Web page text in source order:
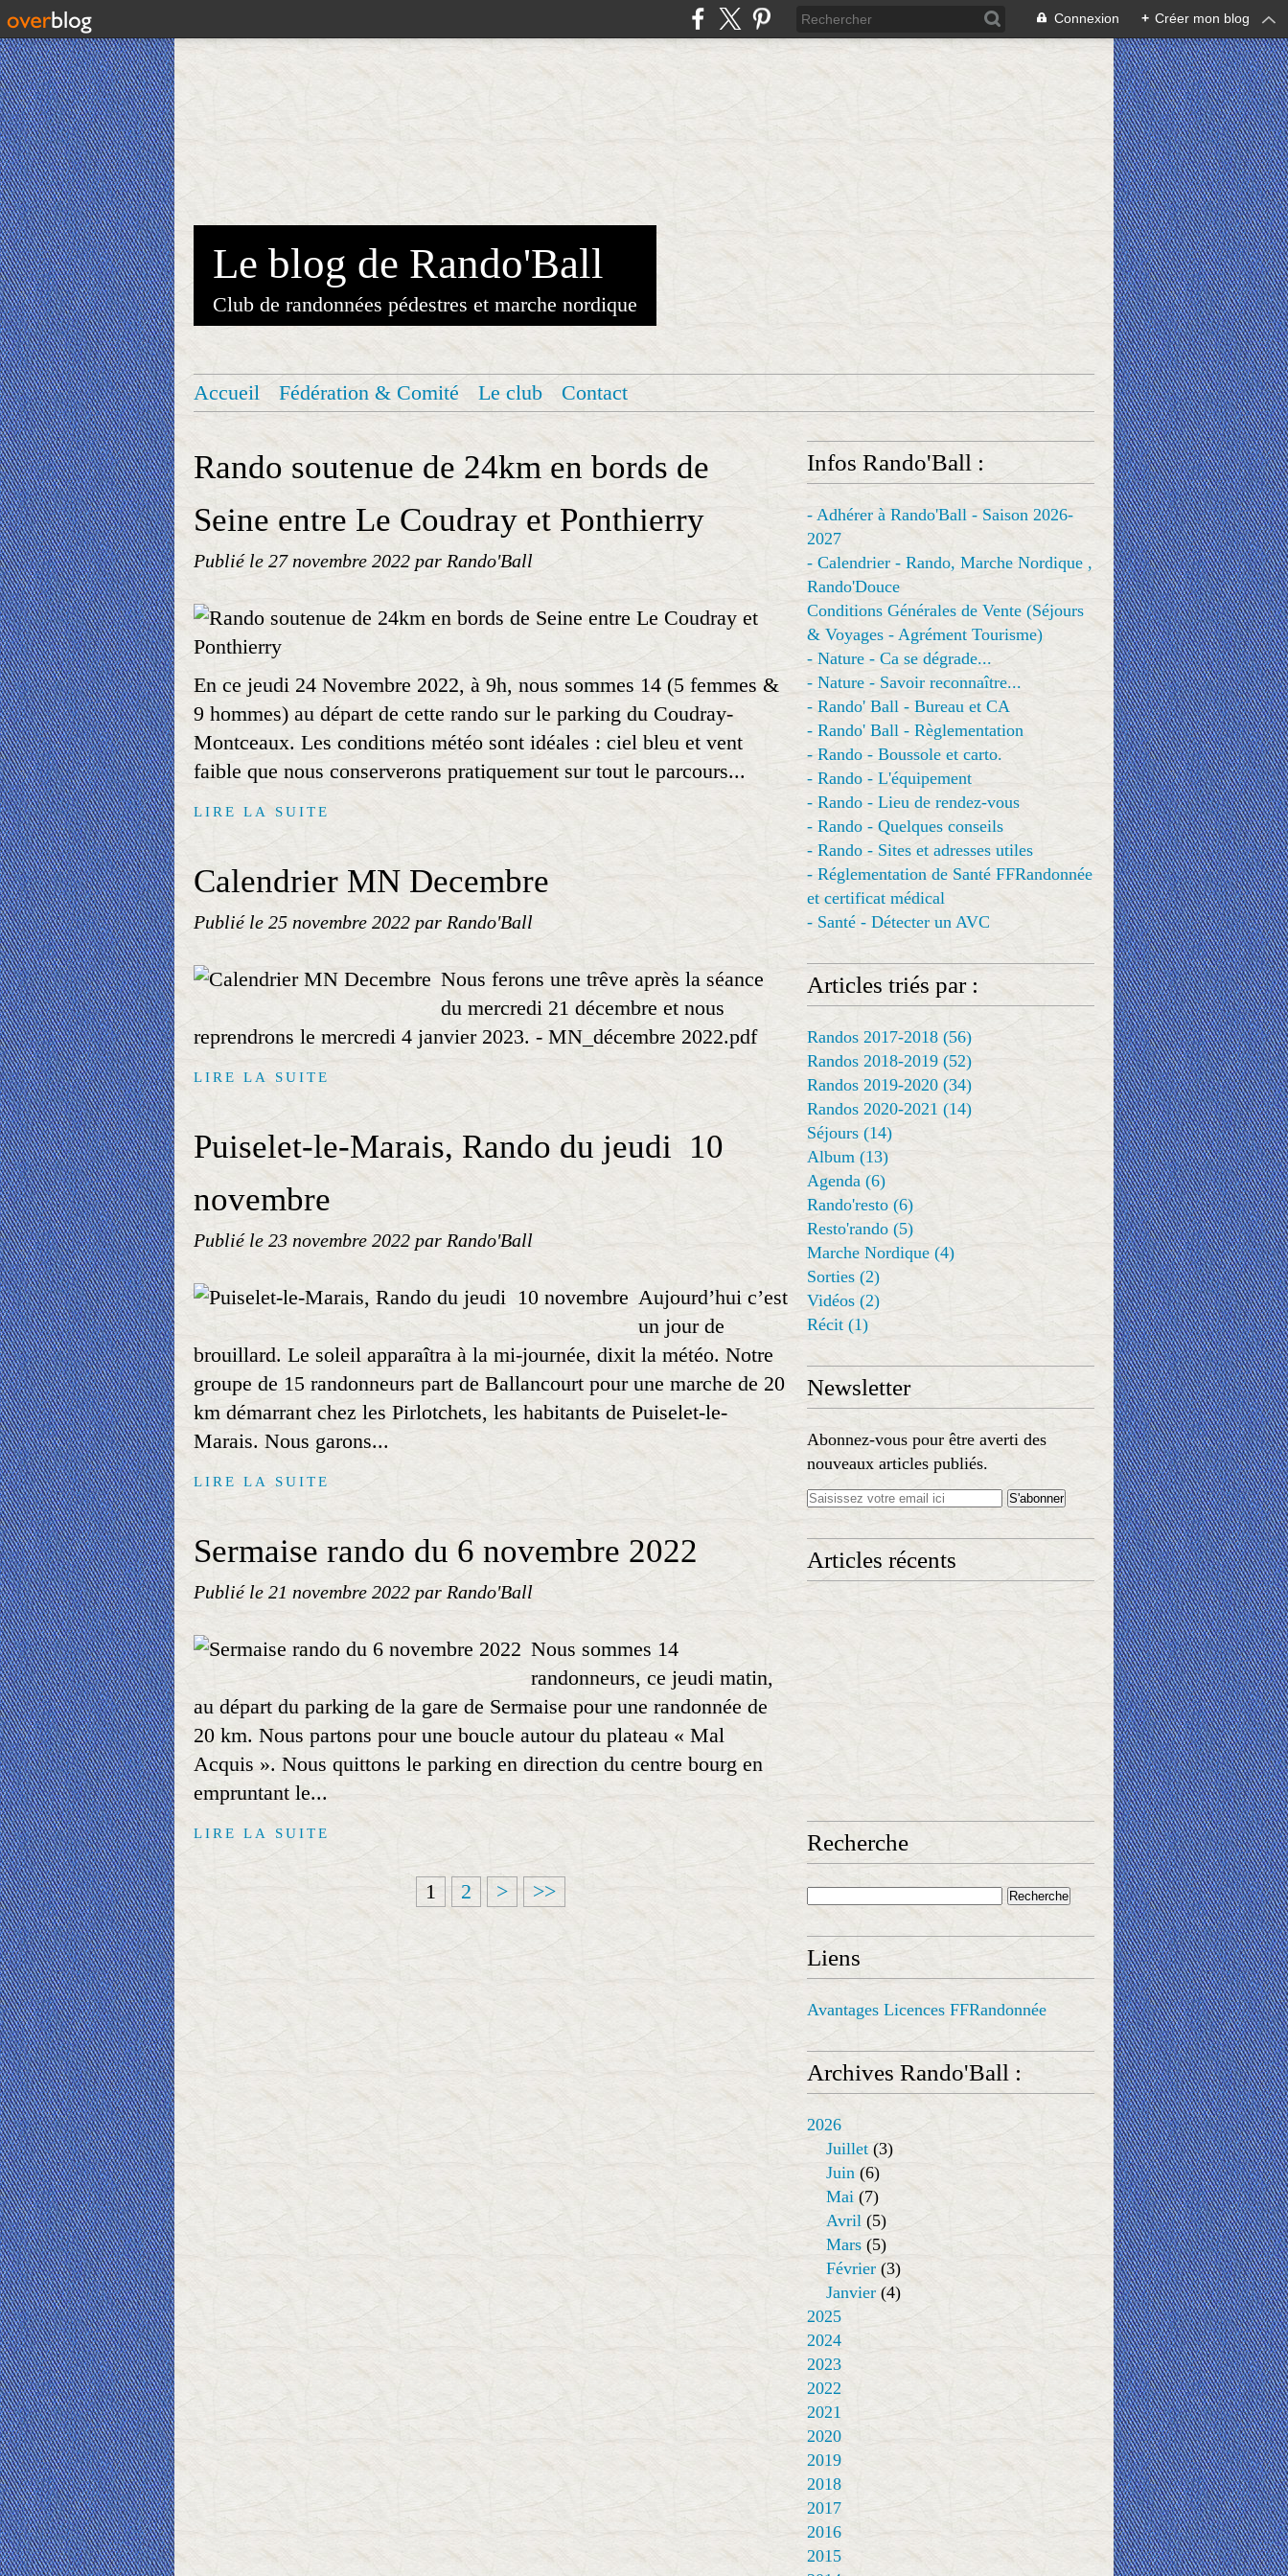
Connexion + Créer mon blog
Le blog de Rando'Ball
Club de randonnées pédestres et marche nordique
Accueil Fédération & Comité Le club Contact
Rando soutenue de 24km en bords de
Seine entre Le Coudray et Ponthierry
Publié le 27 novembre 2022 par Rando'Ball
En ce jeudi 24 Novembre 2022, à 9h, nous sommes 14 (5 femmes &
9 hommes) au départ de cette rando sur le parking du Coudray-
Montceaux. Les conditions météo sont idéales : ciel bleu et vent
faible que nous conserverons pratiquement sur tout le parcours...
LIRE LA SUITE
Calendrier MN Decembre
Publié le 25 novembre 2022 par Rando'Ball
Nous ferons une trêve après la séance
du mercredi 21 décembre et nous
reprendrons le mercredi 4 janvier 2023. - MN_décembre 2022.pdf
LIRE LA SUITE
Puiselet-le-Marais, Rando du jeudi 10
novembre
Publié le 23 novembre 2022 par Rando'Ball
Aujourd’hui c’est
un jour de
brouillard. Le soleil apparaîtra à la mi-journée, dixit la météo. Notre
groupe de 15 randonneurs part de Ballancourt pour une marche de 20
km démarrant chez les Pirlotchets, les habitants de Puiselet-le-
Marais. Nous garons...
LIRE LA SUITE
Sermaise rando du 6 novembre 2022
Publié le 21 novembre 2022 par Rando'Ball
Nous sommes 14
randonneurs, ce jeudi matin,
au départ du parking de la gare de Sermaise pour une randonnée de
20 km. Nous partons pour une boucle autour du plateau « Mal
Acquis ». Nous quittons le parking en direction du centre bourg en
empruntant le...
LIRE LA SUITE
1 2 > >>
Infos Rando'Ball :
- Adhérer à Rando'Ball - Saison 2026-
2027
- Calendrier - Rando, Marche Nordique ,
Rando'Douce
Conditions Générales de Vente (Séjours
& Voyages - Agrément Tourisme)
- Nature - Ca se dégrade...
- Nature - Savoir reconnaître...
- Rando' Ball - Bureau et CA
- Rando' Ball - Règlementation
- Rando - Boussole et carto.
- Rando - L'équipement
- Rando - Lieu de rendez-vous
- Rando - Quelques conseils
- Rando - Sites et adresses utiles
- Réglementation de Santé FFRandonnée
et certificat médical
- Santé - Détecter un AVC
Articles triés par :
Randos 2017-2018 (56)
Randos 2018-2019 (52)
Randos 2019-2020 (34)
Randos 2020-2021 (14)
Séjours (14)
Album (13)
Agenda (6)
Rando'resto (6)
Resto'rando (5)
Marche Nordique (4)
Sorties (2)
Vidéos (2)
Récit (1)
Newsletter
Abonnez-vous pour être averti des
nouveaux articles publiés.
Articles récents
Recherche
Liens
Avantages Licences FFRandonnée
Archives Rando'Ball :
2026
Juillet (3)
Juin (6)
Mai (7)
Avril (5)
Mars (5)
Février (3)
Janvier (4)
2025
2024
2023
2022
2021
2020
2019
2018
2017
2016
2015